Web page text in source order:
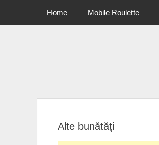
Primary Menu
Home Mobile Roulette
Alte bunătăţi